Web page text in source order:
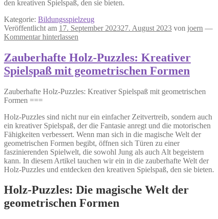
den kreativen Spielspaß, den sie bieten.
Kategorie: Bildungsspielzeug
Veröffentlicht am 17. September 202327. August 2023 von joern —
Kommentar hinterlassen
Zauberhafte Holz-Puzzles: Kreativer
Spielspaß mit geometrischen Formen
Zauberhafte Holz-Puzzles: Kreativer Spielspaß mit geometrischen
Formen ===
Holz-Puzzles sind nicht nur ein einfacher Zeitvertreib, sondern auch
ein kreativer Spielspaß, der die Fantasie anregt und die motorischen
Fähigkeiten verbessert. Wenn man sich in die magische Welt der
geometrischen Formen begibt, öffnen sich Türen zu einer
faszinierenden Spielwelt, die sowohl Jung als auch Alt begeistern
kann. In diesem Artikel tauchen wir ein in die zauberhafte Welt der
Holz-Puzzles und entdecken den kreativen Spielspaß, den sie bieten.
Holz-Puzzles: Die magische Welt der
geometrischen Formen